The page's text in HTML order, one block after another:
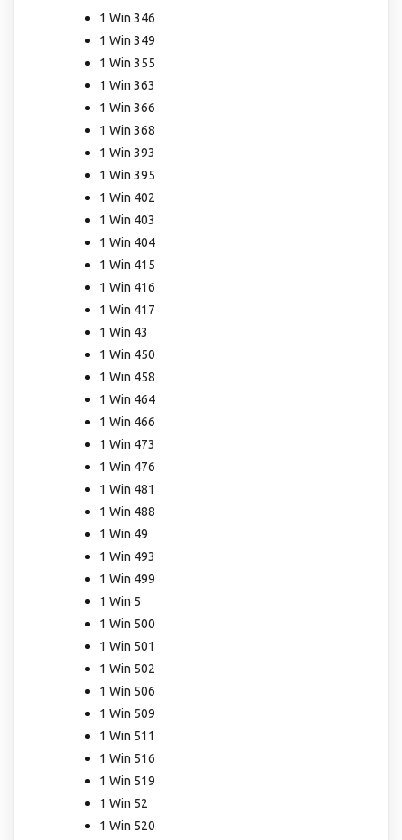
1 Win 346
1 Win 349
1 Win 355
1 Win 363
1 Win 366
1 Win 368
1 Win 393
1 Win 395
1 Win 402
1 Win 403
1 Win 404
1 Win 415
1 Win 416
1 Win 417
1 Win 43
1 Win 450
1 Win 458
1 Win 464
1 Win 466
1 Win 473
1 Win 476
1 Win 481
1 Win 488
1 Win 49
1 Win 493
1 Win 499
1 Win 5
1 Win 500
1 Win 501
1 Win 502
1 Win 506
1 Win 509
1 Win 511
1 Win 516
1 Win 519
1 Win 52
1 Win 520